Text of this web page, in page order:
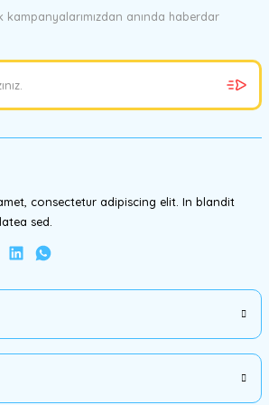
veya görüntülenemiyor.
bulunuyor.
kampanyalarımızdan anında haberdar
consectetur adipiscing elit. In blandit
sed.